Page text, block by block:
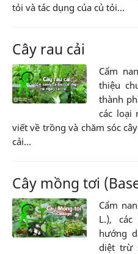
tỏi và tác dụng của củ tỏi...
Cây rau cải
Cẩm
thiệu
thành
các loại
viết về trồng và chăm sóc
cải...
Cây mồng tơi
Cẩm
L.),
hướng
diệt trừ